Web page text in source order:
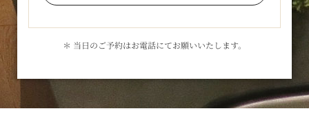
＊ 当日のご予約はお電話にてお願いいたします。